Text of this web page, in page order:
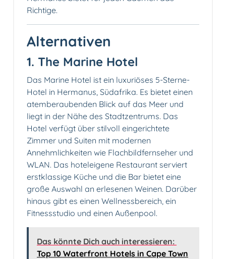
Richtige.
Alternativen
1. The Marine Hotel
Das Marine Hotel ist ein luxuriöses 5-Sterne-
Hotel in Hermanus, Südafrika. Es bietet einen
atemberaubenden Blick auf das Meer und
liegt in der Nähe des Stadtzentrums. Das
Hotel verfügt über stilvoll eingerichtete
Zimmer und Suiten mit modernen
Annehmlichkeiten wie Flachbildfernseher und
WLAN. Das hoteleigene Restaurant serviert
erstklassige Küche und die Bar bietet eine
große Auswahl an erlesenen Weinen. Darüber
hinaus gibt es einen Wellnessbereich, ein
Fitnessstudio und einen Außenpool.
Das könnte Dich auch interessieren:
Top 10 Waterfront Hotels in Cape Town